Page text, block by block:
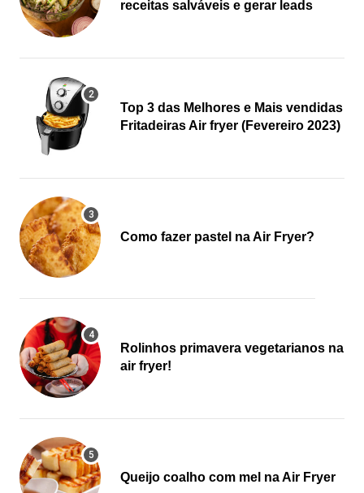
receitas salváveis e gerar leads
Top 3 das Melhores e Mais vendidas
Fritadeiras Air fryer (Fevereiro 2023)
Como fazer pastel na Air Fryer?
Rolinhos primavera vegetarianos na
air fryer!
Queijo coalho com mel na Air Fryer